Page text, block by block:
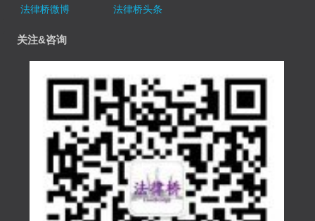
法律桥微博
法律桥头条
关注&咨询